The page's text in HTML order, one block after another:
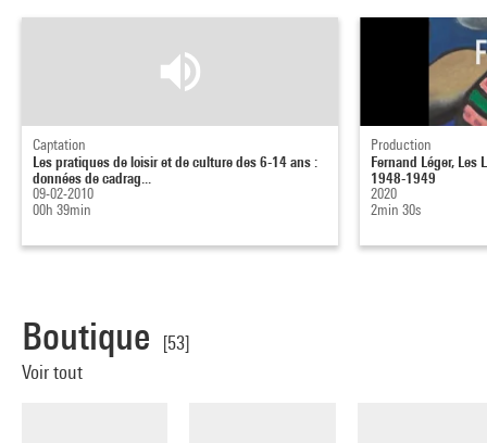
Captation
Les pratiques de loisir et de culture des 6-14 ans :
données de cadrag...
09-02-2010
00h 39min
Production
Fernand Léger, Les
1948-1949
2020
2min 30s
Boutique
[53]
Voir tout